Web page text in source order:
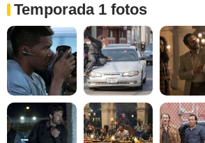
Temporada 1 fotos